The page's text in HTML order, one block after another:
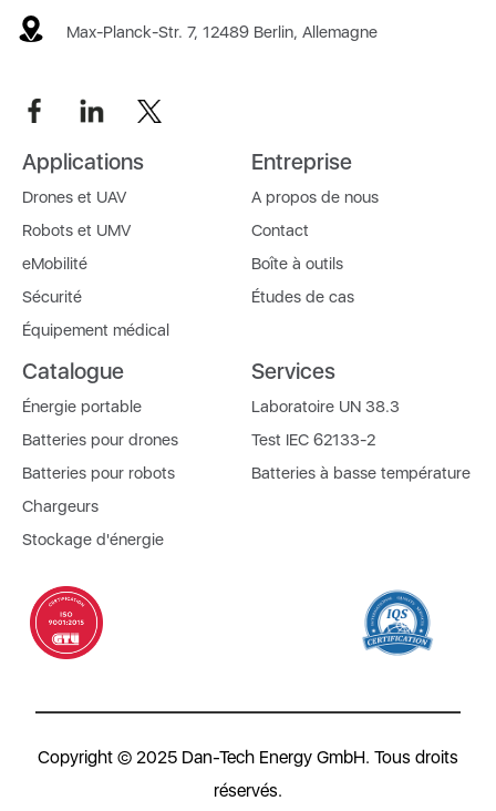
Max-Planck-Str. 7, 12489 Berlin, Allemagne
Applications
Drones et UAV
Robots et UMV
eMobilité
Sécurité
Équipement médical
Entreprise
A propos de nous
Contact
Boîte à outils
Études de cas
Catalogue
Énergie portable
Batteries pour drones
Batteries pour robots
Chargeurs
Stockage d'énergie
Services
Laboratoire UN 38.3
Test IEC 62133-2
Batteries à basse température
Copyright © 2025 Dan-Tech Energy GmbH. Tous droits
réservés.